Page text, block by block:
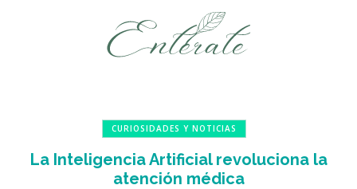
CURIOSIDADES Y NOTICIAS
La Inteligencia Artificial revoluciona la
atención médica